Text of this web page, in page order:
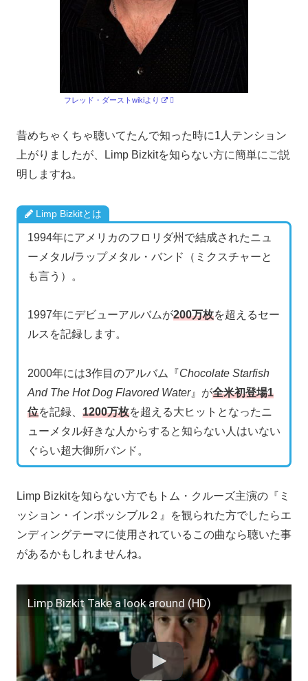
フレッド・ダーストwikiより
昔めちゃくちゃ聴いてたんで知った時に1人テンション
上がりましたが、Limp Bizkitを知らない方に簡単にご説
明しますね。
Limp Bizkitとは
1994年にアメリカのフロリダ州で結成されたニュ
ーメタル/ラップメタル・バンド（ミクスチャーと
も言う）。
1997年にデビューアルバムが200万枚を超えるセー
ルスを記録します。
2000年には3作目のアルバム『Chocolate Starfish
And The Hot Dog Flavored Water』が全米初登場1
位を記録、 1200万枚を超える大ヒットとなったニ
ューメタル好きな人からすると知らない人はいない
ぐらい超大御所バンド。
Limp Bizkitを知らない方でもトム・クルーズ主演の『ミ
ッション・インポッシブル２』を観られた方でしたらエ
ンディングテーマに使用されているこの曲なら聴いた事
があるかもしれませんね。
Limp Bizkit Take a look around (HD)